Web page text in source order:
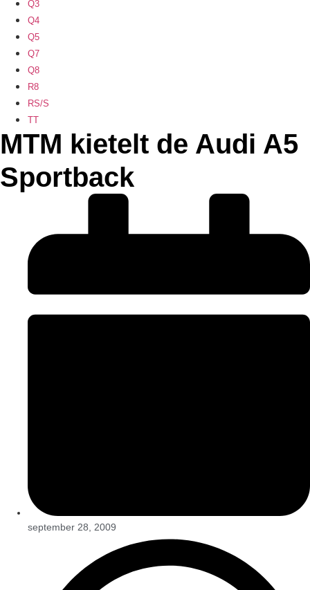
Q3
Q4
Q5
Q7
Q8
R8
RS/S
TT
MTM kietelt de Audi A5
Sportback
september 28, 2009